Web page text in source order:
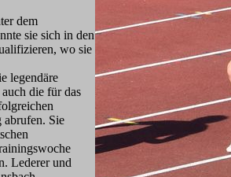
dem
sie sich in den
wo sie
legendäre
die für das
abrufen. Sie
Lederer und